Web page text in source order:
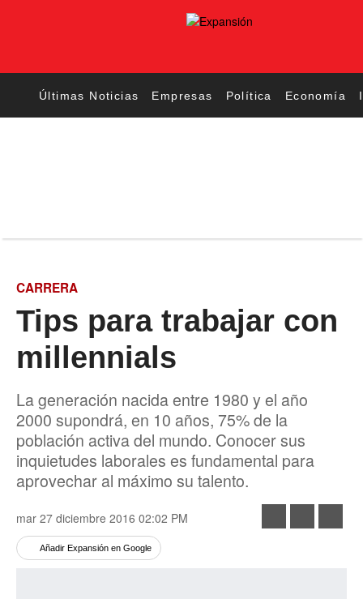
Últimas Noticias Empresas Política Economía
CARRERA
Tips para trabajar con
millennials
La generación nacida entre 1980 y el año
2000 supondrá, en 10 años, 75% de la
población activa del mundo. Conocer sus
inquietudes laborales es fundamental para
aprovechar al máximo su talento.
mar 27 diciembre 2016 02:02 PM
Añadir Expansión en Google